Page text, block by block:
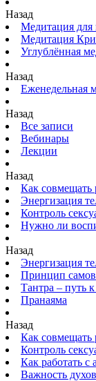
Назад
Медитация
Медитация
Углублённая
Назад
Еженедельная
Назад
Все записи
Вебинары
Лекции
Назад
Как совмещать
Энергизация
Контроль
Нужно ли
Назад
Энергизация
Принцип
Тантра – путь
Пранаяма
Назад
Как совмещать
Контроль
Как работать
Важность